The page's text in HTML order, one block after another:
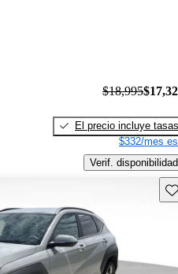
$18,995
El precio incluye tasas
$332/mes
Verif. disponibilidad